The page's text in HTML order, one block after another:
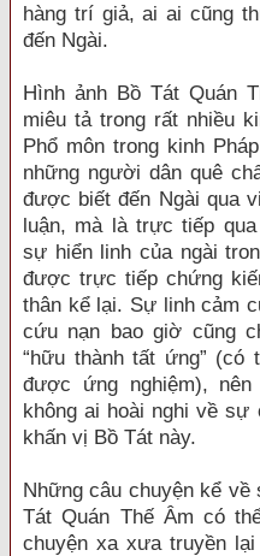
hàng trí giả, ai ai cũng
đến Ngài.
Hình ảnh Bồ Tát Quán
miêu tả trong rất nhiều
Phổ môn trong kinh
những người dân quê
được biết đến Ngài qua
luận, mà là trực tiếp
sự hiển linh của ngài
được trực tiếp chứng
thân kể lại. Sự linh cảm
cứu nạn bao giờ cũng
“hữu thành tất ứng” (có
được ứng nghiệm),
không ai hoài nghi về sự
khấn vị Bồ Tát này.
Những câu chuyện kể
Tát Quán Thế Âm có
chuyện xa xưa truyền